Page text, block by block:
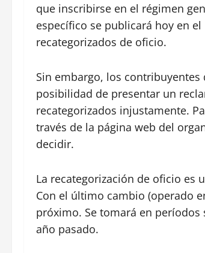
que inscribirse en el régimen
específico se publicará hoy en
recategorizados de oficio.
Sin embargo, los
posibilidad de presentar un
recategorizados injustamente.
través de la página web del
decidir.
La recategorización de oficio es
Con el último cambio (operado
próximo. Se tomará en
año pasado.